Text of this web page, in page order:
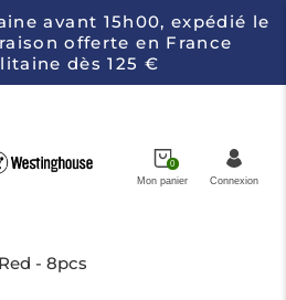
avant 15h00, expédié le
offerte en France
dès 125 €
0
Mon panier Connexion
- 8pcs